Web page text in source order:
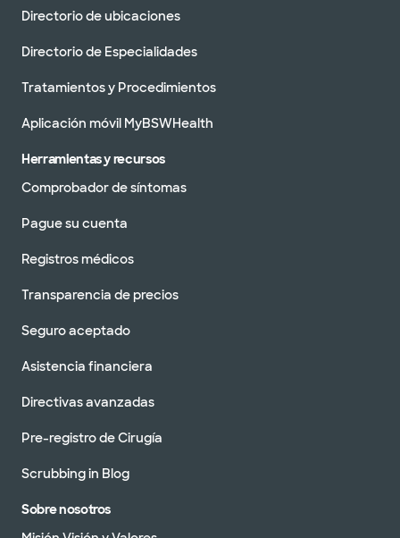
Directorio de ubicaciones
Directorio de Especialidades
Tratamientos y Procedimientos
Aplicación móvil MyBSWHealth
Herramientas y recursos
Comprobador de síntomas
Pague su cuenta
Registros médicos
Transparencia de precios
Seguro aceptado
Asistencia financiera
Directivas avanzadas
Pre-registro de Cirugía
Scrubbing in Blog
Sobre nosotros